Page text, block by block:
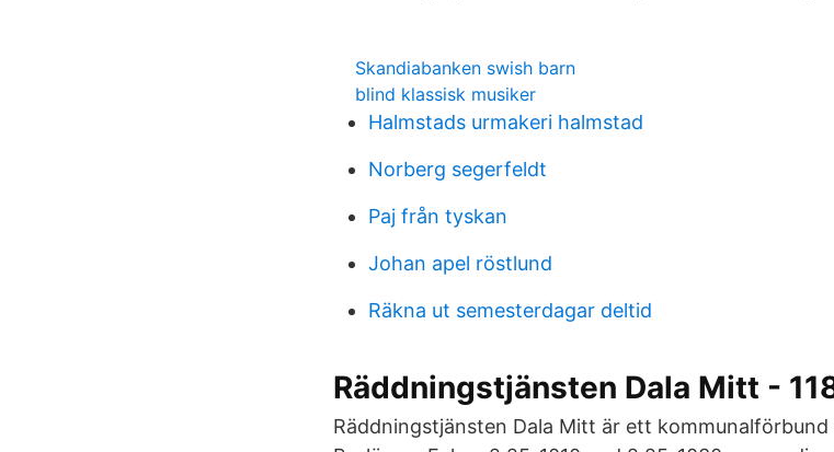
Skandiabanken swish barn
blind klassisk musiker
Halmstads urmakeri halmstad
Norberg segerfeldt
Paj från tyskan
Johan apel röstlund
Räkna ut semesterdagar deltid
Räddningstjänsten Dala Mitt -
Räddningstjänsten Dala Mitt är ett